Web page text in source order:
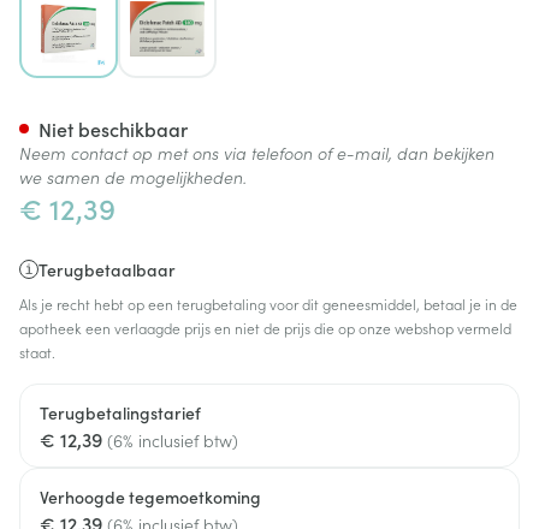
€ 12,39
Terugbetaalbaar
Als je recht hebt op een terugbetaling voor dit geneesmiddel, betaal je in de
apotheek een verlaagde prijs en niet de prijs die op onze webshop vermeld
staat.
Terugbetalingstarief
€ 12,39 (6% inclusief btw)
Verhoogde tegemoetkoming
€ 12,39 (6% inclusief btw)
Niet beschikbaar
Neem contact op met ons via telefoon of e-mail, dan bekijken
we samen de mogelijkheden.